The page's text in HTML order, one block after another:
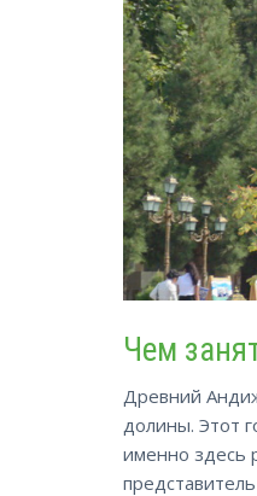
Чем
Древний
долины. Этот
именно здесь